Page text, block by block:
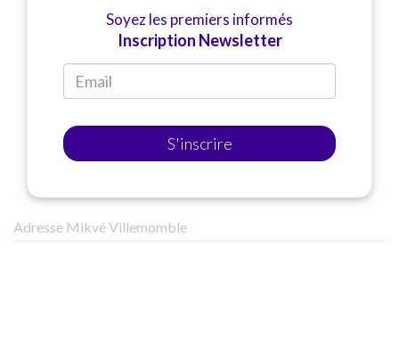
Soyez les premiers informés
Inscription Newsletter
S'inscrire
Adresse Mikvé Villemomble